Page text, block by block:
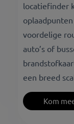
locatiefinder
voordelige
auto’s of
een breed
Kom